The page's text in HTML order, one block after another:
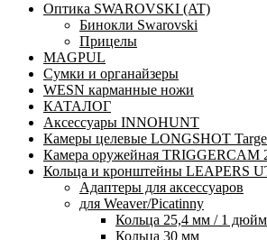
Оптика SWAROVSKI (AT)
Бинокли Swarovski
Прицелы
MAGPUL
Сумки и органайзеры
WESN карманные ножи
КАТАЛОГ
Аксессуары INNOHUNT
Камеры целевые LONGSHOT
Камера оружейная TRIGGERCAM
Кольца и кронштейны LEAPERS
Адаптеры для аксессуаров
для Weaver/Picatinny
Кольца 25,4 мм / 1 дюйм
Кольца 30 мм